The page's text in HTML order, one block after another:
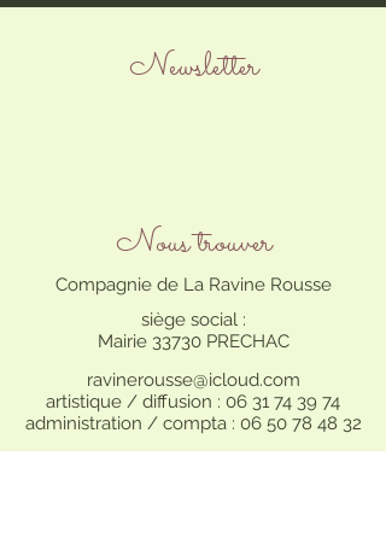
Newsletter
Nous trouver
Compagnie de La Ravine Rousse
siège social :
Mairie 33730 PRECHAC
ravinerousse@icloud.com
artistique / diffusion : 06 31 74 39 74
administration / compta : 06 50 78 48 32